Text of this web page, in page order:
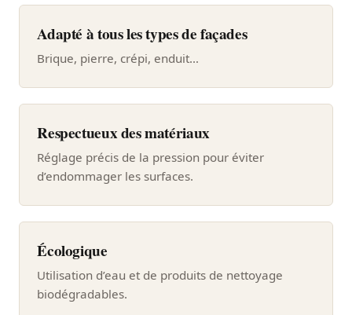
Adapté à tous les types de façades
Brique, pierre, crépi, enduit…
Respectueux des matériaux
Réglage précis de la pression pour éviter
d’endommager les surfaces.
Écologique
Utilisation d’eau et de produits de nettoyage
biodégradables.